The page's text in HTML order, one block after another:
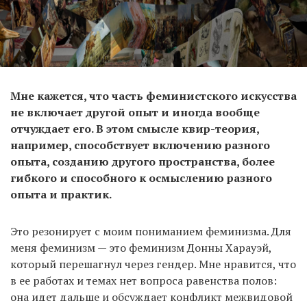
Мне кажется, что часть феминистского искусства
не включает другой опыт и иногда вообще
отчуждает его. В этом смысле квир-теория,
например, способствует включению разного
опыта, созданию другого пространства, более
гибкого и способного к осмыслению разного
опыта и практик.
Это резонирует с моим пониманием феминизма. Для
меня феминизм — это феминизм Донны Харауэй,
который перешагнул через гендер. Мне нравится, что
в ее работах и темах нет вопроса равенства полов:
она идет дальше и обсуждает конфликт межвидовой